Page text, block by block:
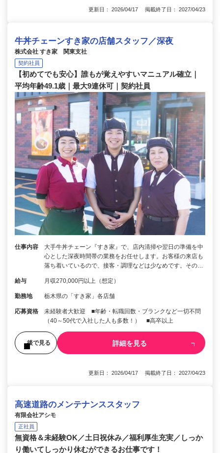
更新日： 2026/04/17 掲載終了日： 2027/04/23
牛丼チェーンすき家の店舗スタッフ／深夜
株式会社 すき家 関東支社
契約社員
【初めてでも安心】誰もが覚えやすいマニュアル確立｜
平均年齢49.1歳｜最大9連休可｜契約社員
仕事内容
大手牛丼チェーン『すき家』で、店内清掃や翌日の準備を中
心とした深夜時間帯の業務をお任せします。お客様の来店も
落ち着いているので、接客・調理などは少なめです。その…
給与 月収270,000円以上（想定）
勤務地 栃木県の「すき家」各店舗
応募資格
未経験者大歓迎 ■年齢・転職回数・ブランクなど一切不問
（40～50代で入社した人も多数！） ■高卒以上
後で見る 詳細を見る
更新日： 2026/04/17 掲載終了日： 2027/04/23
高速道路のメンテナンススタッフ
有限会社アシモ
正社員
無資格＆未経験OK／土日祝休み／福利厚生充実／しっか
り働いてしっかり休むができるお仕事です！